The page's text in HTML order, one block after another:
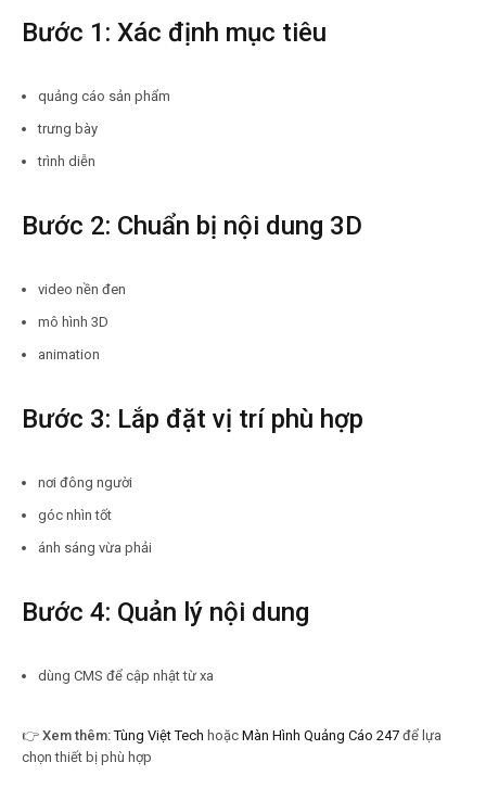
Bước 1: Xác định mục tiêu
quảng cáo sản phẩm
trưng bày
trình diễn
Bước 2: Chuẩn bị nội dung 3D
video nền đen
mô hình 3D
animation
Bước 3: Lắp đặt vị trí phù hợp
nơi đông người
góc nhìn tốt
ánh sáng vừa phải
Bước 4: Quản lý nội dung
dùng CMS để cập nhật từ xa
👉 Xem thêm: Tùng Việt Tech hoặc Màn Hình Quảng Cáo 247 để lựa
chọn thiết bị phù hợp